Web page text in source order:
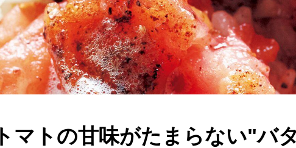
トマトの甘味がたまらない"バ